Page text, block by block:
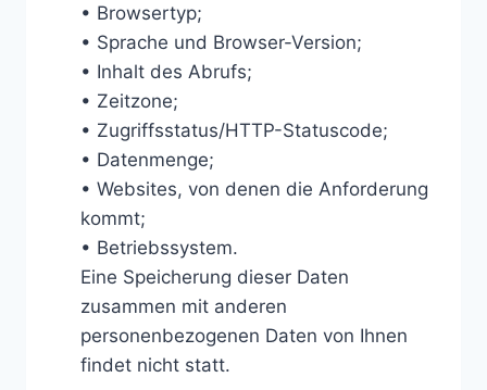
• Browsertyp;
• Sprache und Browser-Version;
• Inhalt des Abrufs;
• Zeitzone;
• Zugriffsstatus/HTTP-Statuscode;
• Datenmenge;
• Websites, von denen die Anforderung
kommt;
• Betriebssystem.
Eine Speicherung dieser Daten
zusammen mit anderen
personenbezogenen Daten von Ihnen
findet nicht statt.